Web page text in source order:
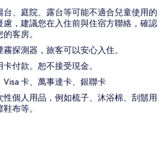
台、庭院、露台等可能不適合兒童使用的
慮，建議您在入住前與住宿方聯絡，確認
客房。
探測器，旅客可以安心入住。
付款。恕不接受現金。
卡、萬事達卡、銀聯卡
性個人用品，例如梳子、沐浴棉、刮鬍用
布等。